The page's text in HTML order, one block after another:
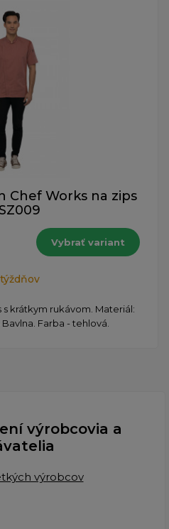
Chef Works na zips
Vybrať variant
s krátkym rukávom. Materiál:
Farba - tehlová.
výrobcovia a
výrobcov